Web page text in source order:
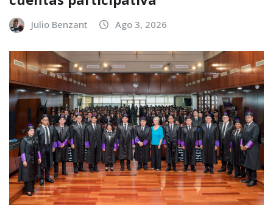
Julio Benzant Ago 3, 2026